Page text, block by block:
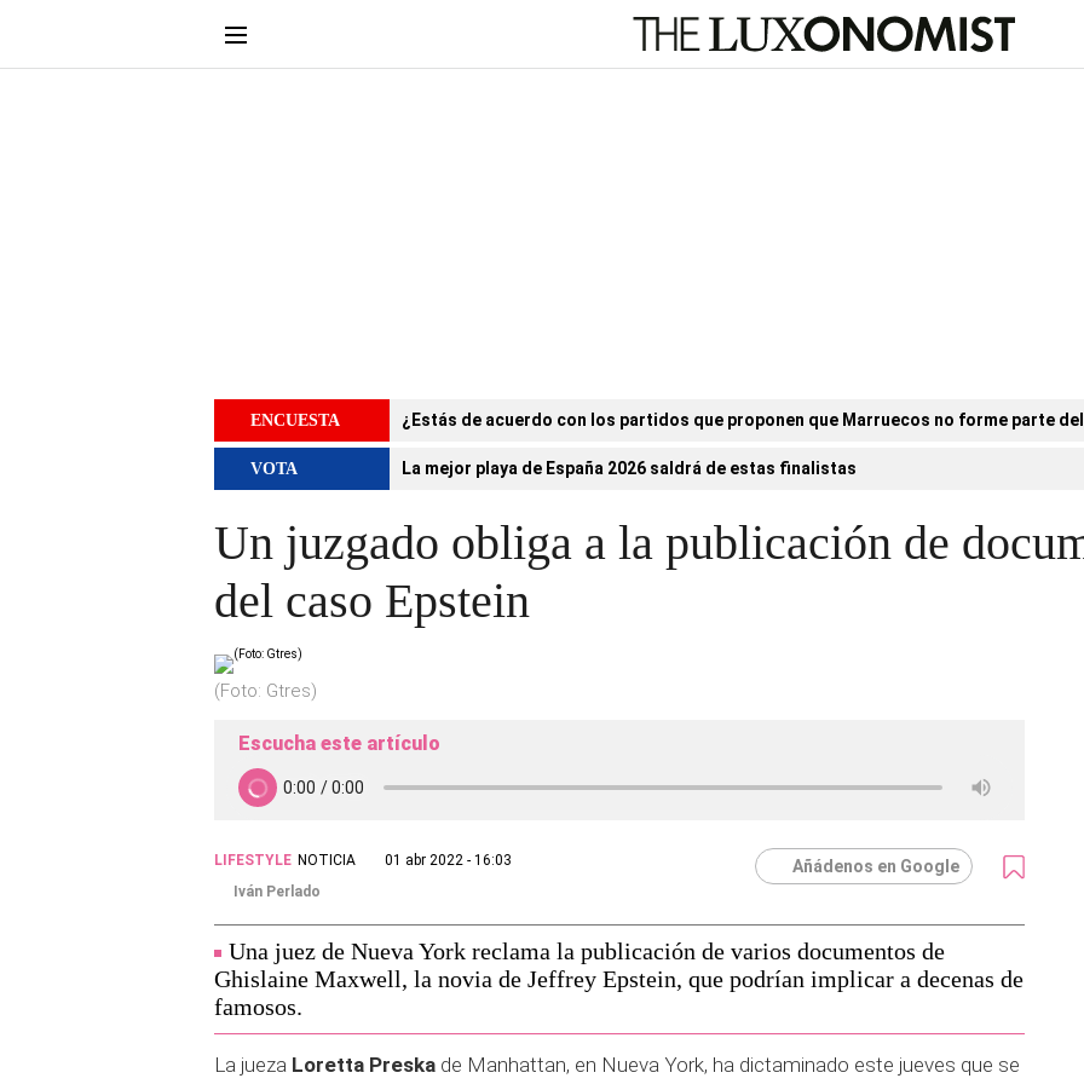
ENCUESTA ¿Estás de acuerdo con los partidos que proponen que Marruecos no forme parte
VOTA La mejor playa de España 2026 saldrá de estas finalistas
Un juzgado obliga a la publicación de
del caso Epstein
(Foto: Gtres)
Escucha este artículo
LIFESTYLE NOTICIA
01 abr 2022 - 16:03
Iván Perlado
Añádenos en Google
Una juez de Nueva York reclama la publicación de varios documentos de
Ghislaine Maxwell, la novia de Jeffrey Epstein, que podrían implicar a decenas de
famosos.
La jueza Loretta Preska de Manhattan, en Nueva York, ha dictaminado este jueves que se